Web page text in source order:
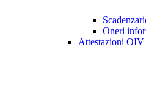
Oneri
Attestazioni OIV